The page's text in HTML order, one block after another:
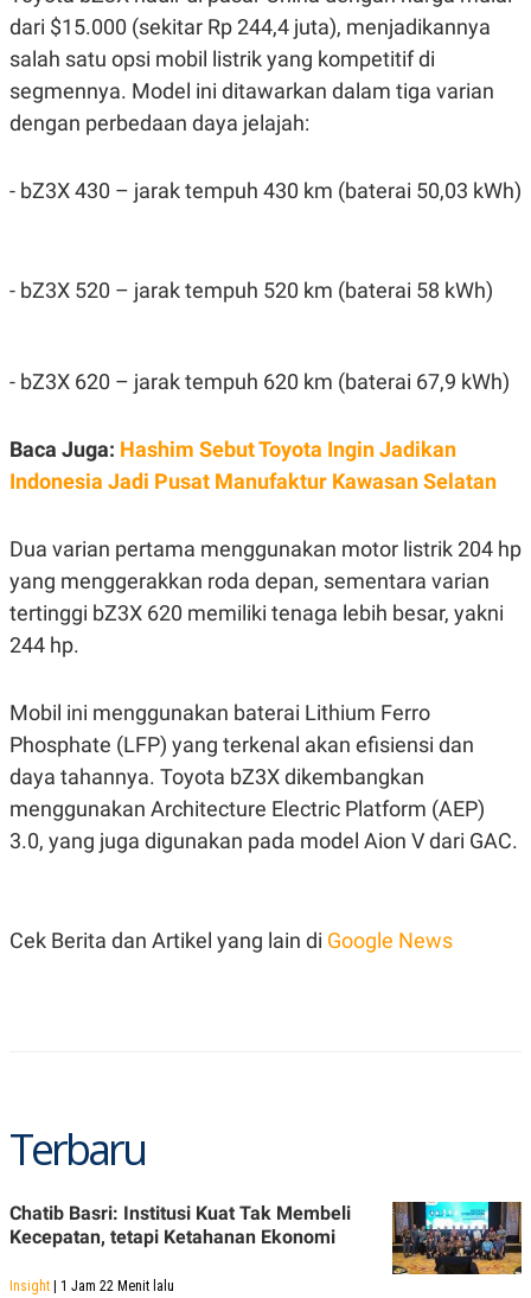
C
A
E
Y
L
E
S
.
I
A
N
A
T
A
I
A
E
E
E
A
R
A
V
T
I
S
N
G
M
E
D
A
I
D
OF
dari $15.000 (sekitar Rp 244,4 juta), menjadikannya
salah satu opsi mobil listrik yang kompetitif di
segmennya. Model ini ditawarkan dalam tiga varian
dengan perbedaan daya jelajah:
- bZ3X 430 – jarak tempuh 430 km (baterai 50,03 kWh)
- bZ3X 520 – jarak tempuh 520 km (baterai 58 kWh)
- bZ3X 620 – jarak tempuh 620 km (baterai 67,9 kWh)
Baca Juga: Hashim Sebut Toyota Ingin Jadikan
Indonesia Jadi Pusat Manufaktur Kawasan Selatan
Dua varian pertama menggunakan motor listrik 204 hp
yang menggerakkan roda depan, sementara varian
tertinggi bZ3X 620 memiliki tenaga lebih besar, yakni
244 hp.
Mobil ini menggunakan baterai Lithium Ferro
Phosphate (LFP) yang terkenal akan efisiensi dan
daya tahannya. Toyota bZ3X dikembangkan
menggunakan Architecture Electric Platform (AEP)
3.0, yang juga digunakan pada model Aion V dari GAC.
Cek Berita dan Artikel yang lain di Google News
Terbaru
Chatib Basri: Institusi Kuat Tak Membeli
Kecepatan, tetapi Ketahanan Ekonomi
Insight | 1 Jam 22 Menit lalu